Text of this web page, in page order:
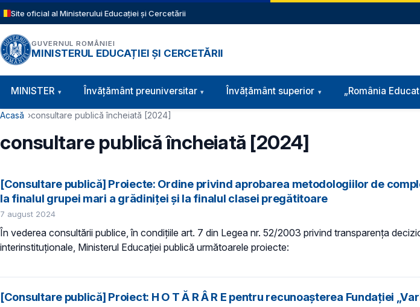
Sari la conținutul principal
Site oficial al Ministerului Educației și Cercetării
GUVERNUL ROMÂNIEI
MINISTERUL EDUCAȚIEI ȘI CERCETĂRII
Navigație principală
MINISTER Învăţământ preuniversitar Învățământ superior „România
Cale de navigare
Acasă consultare publică încheiată [2024]
consultare publică încheiată [2024]
[Consultare publică] Proiecte: Ordine privind aprobarea metodologiilor de
la finalul grupei mari a grădiniței și la finalul clasei pregătitoare
7 august 2024
În vederea consultării publice, în condiţiile art. 7 din Legea nr. 52/2003 privind transparenţa
interinstituționale, Ministerul Educaţiei publică următoarele proiecte:
[Consultare publică] Proiect: H O T Ă R Â R E pentru recunoaşterea Fundației